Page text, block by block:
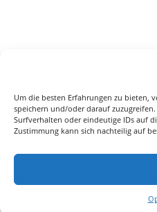
Um die besten Erfahrungen zu bieten,
speichern und/oder darauf
Surfverhalten oder eindeutige IDs auf
Zustimmung kann sich nachteilig auf